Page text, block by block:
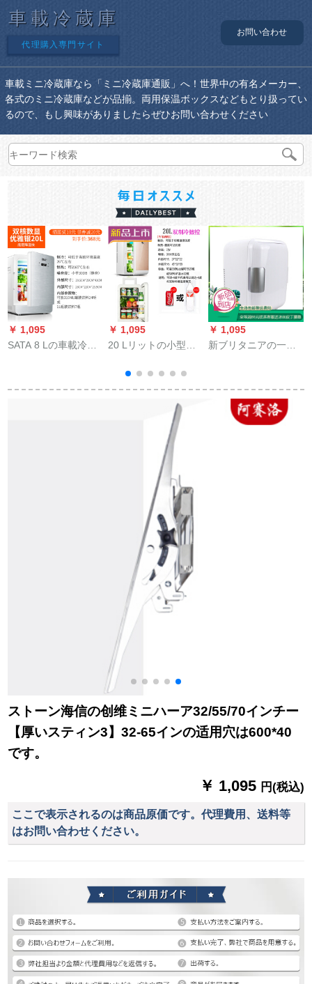
車載冷蔵庫
代理購入専門サイト
お問い合わせ
車載ミニ冷蔵庫なら「ミニ冷蔵庫通販」へ！世界中の有名メーカー、
各式のミニ冷蔵庫などが品揃。両用保温ボックスなどもとり扱ってい
るので、もし興味がありましたらぜひお問い合わせください
￥ 1,095
SATA 8 Lの車載冷蔵
冷蔵庫寮用化粧品冷
￥ 1,095
20 Lリットの小型冷
ティア学生寮冷蔵車
家兼用車載冷蔵庫SN
4868 SN 3068リット
金色双冷房デタル製
￥ 1,095
新ブリタニアの一门
ちます。4リットの家
庭用ミニ冷蔵庫4リッ
トの青い車の家二用
ストーン海信の创维ミニハーア32/55/70インチー
【厚いスティン3】32-65インの适用穴は600*40
です。
￥ 1,095 円(税込)
ここで表示されるのは商品原価です。代理費用、送料等
はお問い合わせください。